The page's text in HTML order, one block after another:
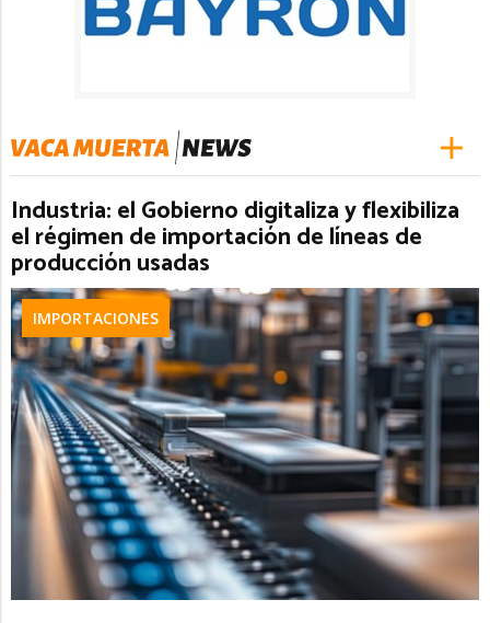
Industria: el Gobierno digitaliza y flexibiliza
el régimen de importación de líneas de
producción usadas
IMPORTACIONES